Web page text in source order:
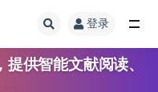
登录
供智能文献阅读、